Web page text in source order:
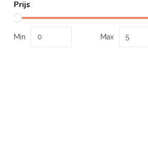
Prijs
Min Max